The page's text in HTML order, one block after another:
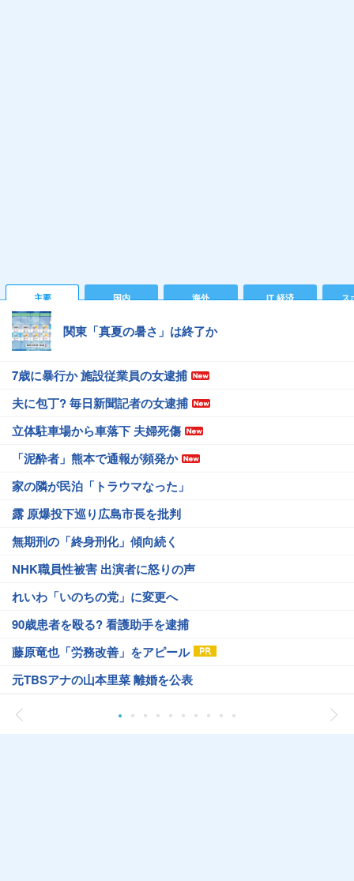
主要 国内 海外 IT 経済 ス
関東「真夏の暑さ」は終了か
7歳に暴行か 施設従業員の女逮捕
夫に包丁? 毎日新聞記者の女逮捕
立体駐車場から車落下 夫婦死傷
「泥酔者」熊本で通報が頻発か
家の隣が民泊「トラウマなった」
露 原爆投下巡り広島市長を批判
無期刑の「終身刑化」傾向続く
NHK職員性被害 出演者に怒りの声
れいわ「いのちの党」に変更へ
90歳患者を殴る? 看護助手を逮捕
藤原竜也「労務改善」をアピール
元TBSアナの山本里菜 離婚を公表